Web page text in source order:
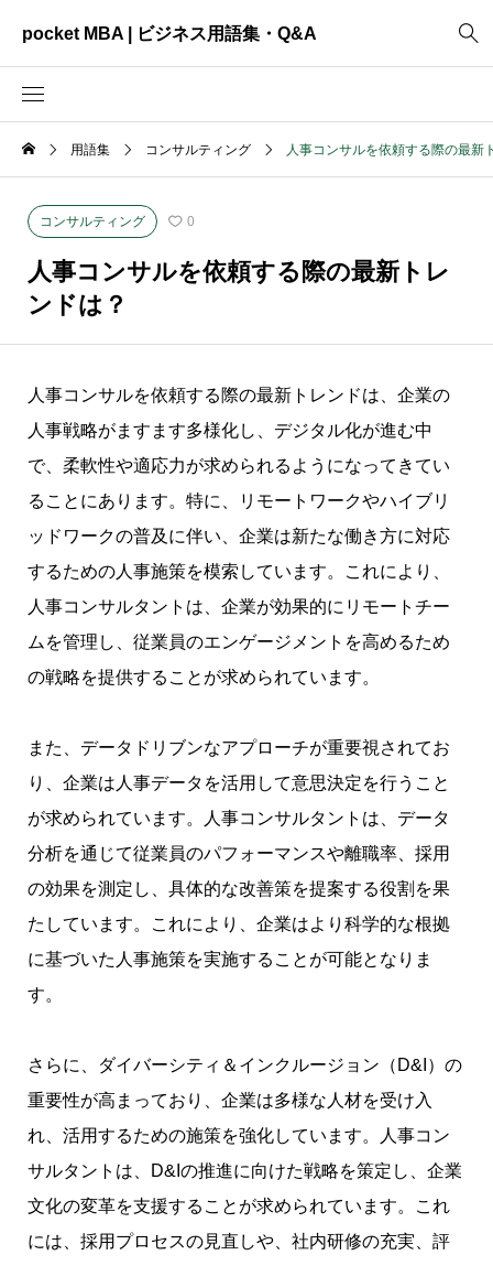
pocket MBA | ビジネス用語集・Q&A
ビジネス全般 2465
資料作成
創業計画
コンサルティング
用語集 コンサルティング 人事コンサルを依頼する際の最新
コンサルティング 0
人事コンサルを依頼する際の最新トレ
ンドは？
人事コンサルを依頼する際の最新トレンドは、企業の
人事戦略がますます多様化し、デジタル化が進む中
で、柔軟性や適応力が求められるようになってきてい
ることにあります。特に、リモートワークやハイブリ
ッドワークの普及に伴い、企業は新たな働き方に対応
するための人事施策を模索しています。これにより、
人事コンサルタントは、企業が効果的にリモートチー
ムを管理し、従業員のエンゲージメントを高めるため
の戦略を提供することが求められています。
また、データドリブンなアプローチが重要視されてお
り、企業は人事データを活用して意思決定を行うこと
が求められています。人事コンサルタントは、データ
分析を通じて従業員のパフォーマンスや離職率、採用
の効果を測定し、具体的な改善策を提案する役割を果
たしています。これにより、企業はより科学的な根拠
に基づいた人事施策を実施することが可能となりま
す。
さらに、ダイバーシティ＆インクルージョン（D&I）の
重要性が高まっており、企業は多様な人材を受け入
れ、活用するための施策を強化しています。人事コン
サルタントは、D&Iの推進に向けた戦略を策定し、企業
文化の変革を支援することが求められています。これ
には、採用プロセスの見直しや、社内研修の充実、評